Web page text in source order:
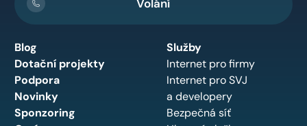
Volání
Blog
Dotační projekty
Podpora
Novinky
Sponzoring
Služby
Internet pro firmy
Internet pro SVJ
a developery
Bezpečná síť